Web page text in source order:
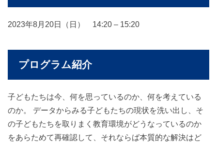
2023年8月20日（日） 14:20 – 15:20
プログラム紹介
子どもたちは今、何を思っているのか、何を考えている
のか。 データからみる子どもたちの現状を洗い出し、そ
の子どもたちを取りまく教育環境がどうなっているのか
をあらためて再確認して、それならば本質的な解決はど